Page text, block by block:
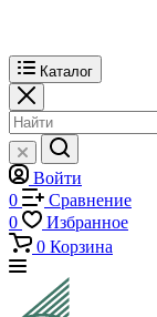
Каталог
Войти
0
Сравнение
0
Избранное
0 Корзина